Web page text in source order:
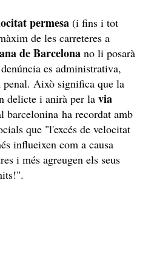
permesa (i fins i tot
de les carreteres a
de Barcelona no li posarà
es administrativa,
Això significa que la
delicte i anirà per la via
barcelonina ha recordat amb
que "l'excés de velocitat
influeixen com a causa
i més agreugen els seus